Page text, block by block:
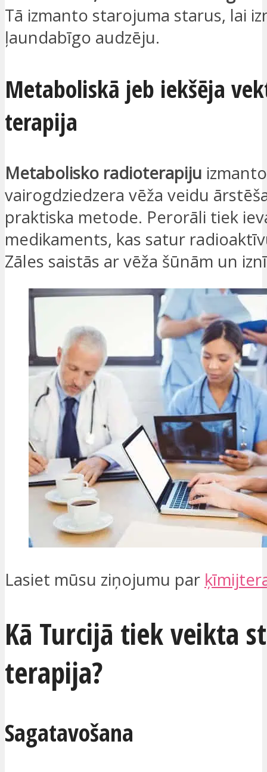
Tā izmanto starojuma starus, lai
ļaundabīgo audzēju.
Metaboliskā jeb iekšēja
terapija
Metabolisko radioterapiju
vairogdziedzera vēža veidu
praktiska metode. Perorāli tiek
medikaments, kas satur
Zāles saistās ar vēža šūnām un
Lasiet mūsu ziņojumu par
Kā Turcijā tiek veikta
terapija?
Sagatavošana